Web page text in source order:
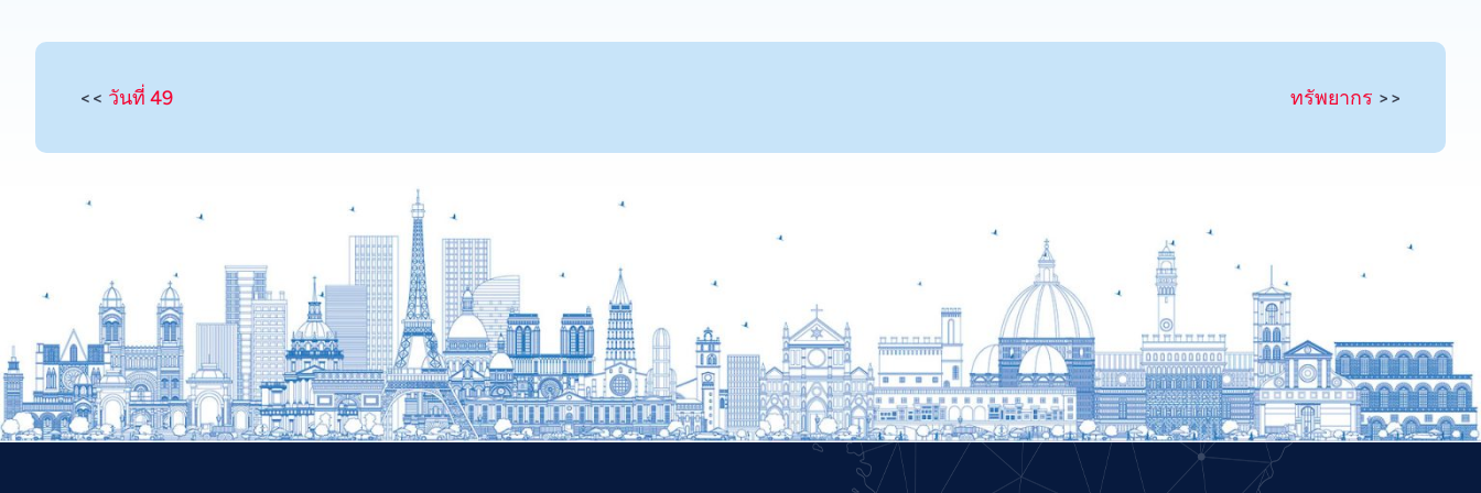
<< วันที่ 49 ทรัพยากร >>
Indonesian
Italian
Japanese
Kannada
Khmer
Korean